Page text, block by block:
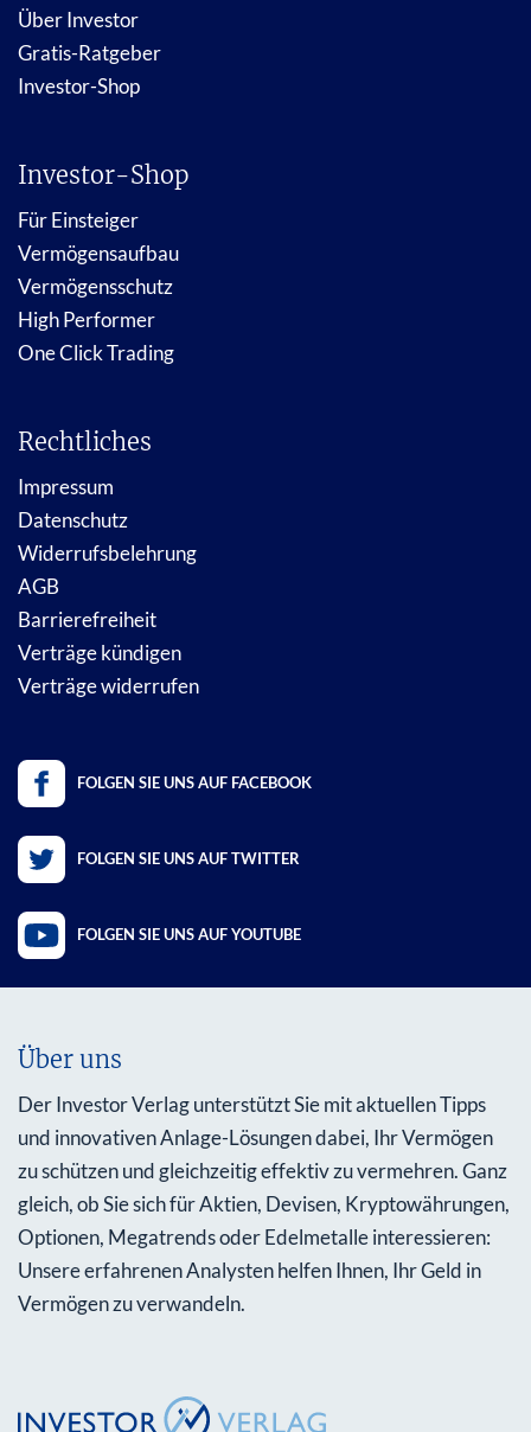
Über Investor
Gratis-Ratgeber
Investor-Shop
Investor-Shop
Für Einsteiger
Vermögensaufbau
Vermögensschutz
High Performer
One Click Trading
Rechtliches
Impressum
Datenschutz
Widerrufsbelehrung
AGB
Barrierefreiheit
Verträge kündigen
Verträge widerrufen
FOLGEN SIE UNS AUF FACEBOOK
FOLGEN SIE UNS AUF TWITTER
FOLGEN SIE UNS AUF YOUTUBE
Über uns
Der Investor Verlag unterstützt Sie mit aktuellen Tipps
und innovativen Anlage-Lösungen dabei, Ihr Vermögen
zu schützen und gleichzeitig effektiv zu vermehren. Ganz
gleich, ob Sie sich für Aktien, Devisen, Kryptowährungen,
Optionen, Megatrends oder Edelmetalle interessieren:
Unsere erfahrenen Analysten helfen Ihnen, Ihr Geld in
Vermögen zu verwandeln.